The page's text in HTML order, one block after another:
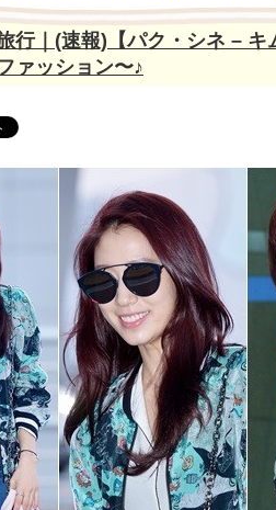
ン】登場から目を引く空港ファッション〜♪
行｜(速報)【パク・シネ – キ
ァッション〜♪